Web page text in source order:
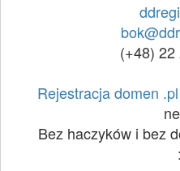
(+48) 22
Rejestracja domen .pl
Bez haczyków i bez